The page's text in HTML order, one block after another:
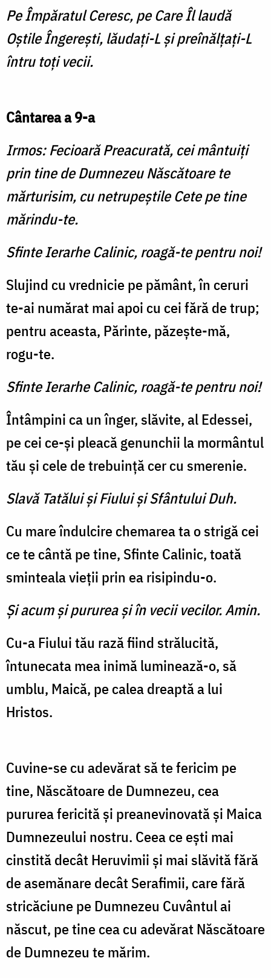
Pe Împăratul Ceresc, pe Care Îl laudă
Oștile Îngerești, lăudați-L și preînălțați-L
întru toți vecii.
Cântarea a 9-a
Irmos: Fecioară Preacurată, cei mântuiți
prin tine de Dumnezeu Născătoare te
mărturisim, cu netrupeștile Cete pe tine
mărindu-te.
Sfinte Ierarhe Calinic, roagă-te pentru noi!
Slujind cu vrednicie pe pământ, în ceruri
te-ai numărat mai apoi cu cei fără de trup;
pentru aceasta, Părinte, păzește-mă,
rogu-te.
Sfinte Ierarhe Calinic, roagă-te pentru noi!
Întâmpini ca un înger, slăvite, al Edessei,
pe cei ce-și pleacă genunchii la mormântul
tău și cele de trebuință cer cu smerenie.
Slavă Tatălui şi Fiului şi Sfântului Duh.
Cu mare îndulcire chemarea ta o strigă cei
ce te cântă pe tine, Sfinte Calinic, toată
sminteala vieții prin ea risipindu-o.
Şi acum şi pururea şi în vecii vecilor. Amin.
Cu-a Fiului tău rază fiind strălucită,
întunecata mea inimă luminează-o, să
umblu, Maică, pe calea dreaptă a lui
Hristos.
Cuvine-se cu adevărat să te fericim pe
tine, Născătoare de Dumnezeu, cea
pururea fericită și preanevinovată și Maica
Dumnezeului nostru. Ceea ce ești mai
cinstită decât Heruvimii și mai slăvită fără
de asemănare decât Serafimii, care fără
stricăciune pe Dumnezeu Cuvântul ai
născut, pe tine cea cu adevărat Născătoare
de Dumnezeu te mărim.